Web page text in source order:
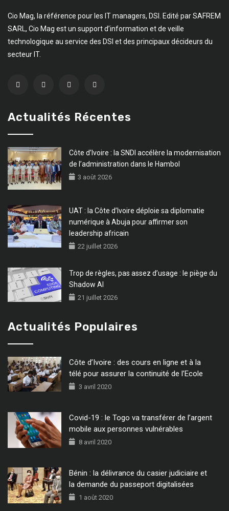
Cio Mag, la référence pour les IT managers, DSI. Edité par SAFREM
SARL, Cio Mag est un support d’information et de veille
technologique au service des DSI et des principaux décideurs du
secteur IT.
Actualités Récentes
Côte d’Ivoire : la SNDI accélère la modernisation
de l’administration dans le Hambol
3 août 2026
UAT : la Côte d’Ivoire déploie sa diplomatie
numérique à Abuja pour affirmer son
leadership africain
22 juillet 2026
Trop de règles, pas assez d’usage : le piège du
Shadow AI
21 juillet 2026
Actualités Populaires
Côte d’Ivoire : des cours en ligne et à la
télé pour assurer la continuité de l’Ecole
3 avril 2020
Covid-19 : le Togo va transférer de l’argent
mobile aux personnes vulnérables
8 avril 2020
Bénin : la délivrance du casier judiciaire et
la demande du passeport digitalisées
1 août 2020